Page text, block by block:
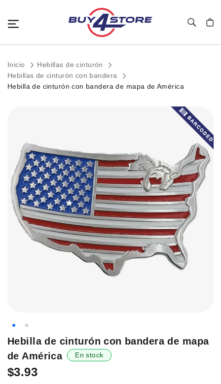
Inicio
Hebillas de cinturón
Hebillas de cinturón con bandera
Hebilla de cinturón con bandera de mapa de América
galería
de
imágenes.
Saltar
principio
de
la
Hebilla de cinturón con bandera de mapa
de América
En stock
$3.93